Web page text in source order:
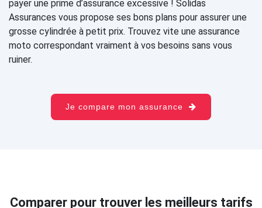
payer une prime d’assurance excessive ! Solidas
Assurances vous propose ses bons plans pour assurer une
grosse cylindrée à petit prix. Trouvez vite une assurance
moto correspondant vraiment à vos besoins sans vous
ruiner.
Je compare mon assurance
Comparer pour trouver les meilleurs tarifs